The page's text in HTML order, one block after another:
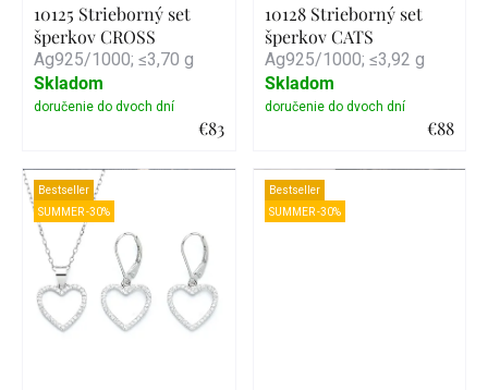
10125 Strieborný set
šperkov CROSS
Ag925/1000; ≤3,70 g
€83
Detail
Skladom
10128 Strieborný set
šperkov CATS
Ag925/1000; ≤3,92 g
€88
Detail
Skladom
Bestseller
SUMMER -30%
Bestseller
SUMMER -30%